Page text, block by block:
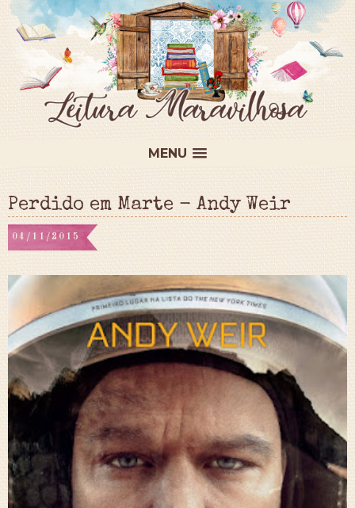
MENU
Perdido em Marte - Andy Weir
04/11/2015